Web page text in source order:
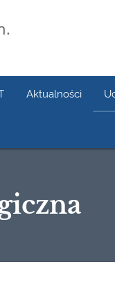
Aktualności